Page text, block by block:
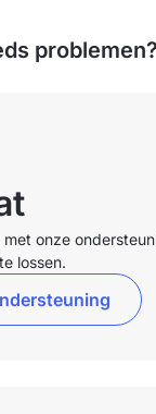
problemen?
onze
lossen.